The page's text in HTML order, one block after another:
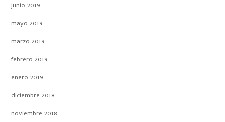
junio 2019
mayo 2019
marzo 2019
febrero 2019
enero 2019
diciembre 2018
noviembre 2018